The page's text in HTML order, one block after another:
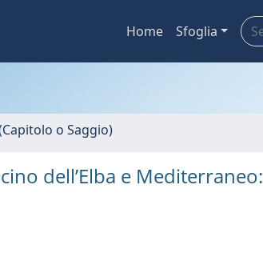
Home Sfoglia
o Saggio)
dell’Elba e Mediterraneo: